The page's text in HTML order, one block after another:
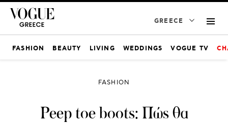
GREECE
FASHION BEAUTY LIVING WEDDINGS VOGUE TV
FASHION
Peep toe boots: Πώς θα